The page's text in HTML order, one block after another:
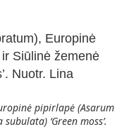
pipirlapė (Asarum
‘Green moss’.